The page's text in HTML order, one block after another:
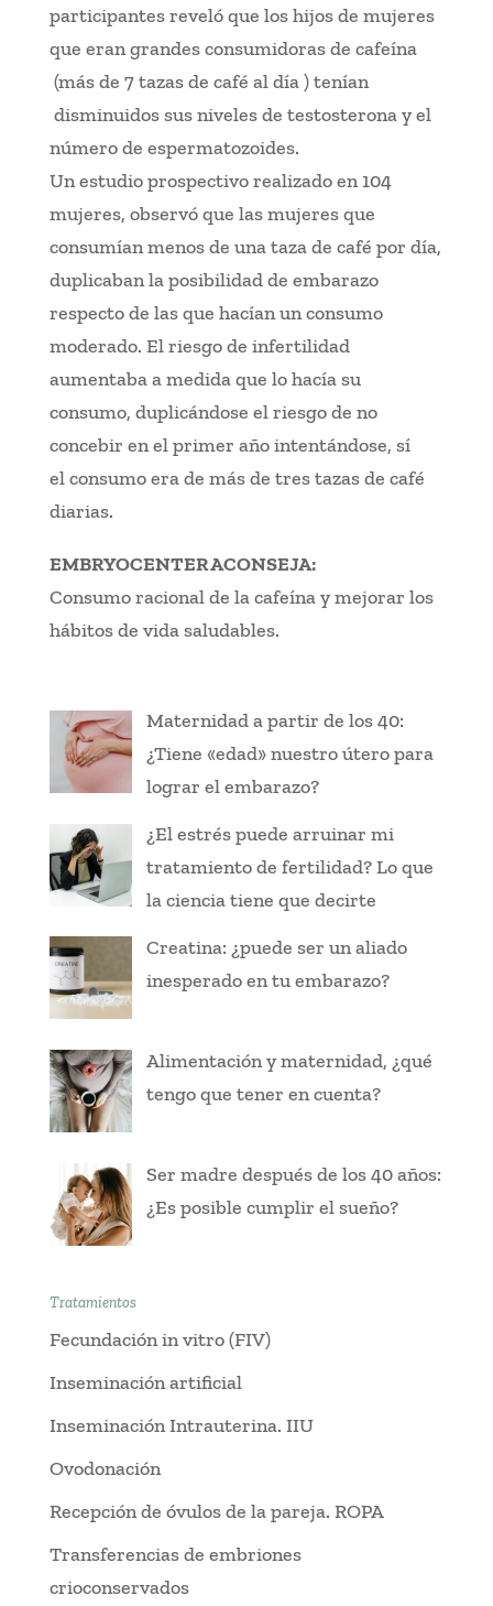
participantes reveló que los hijos de mujeres
que eran grandes consumidoras de cafeína
(más de 7 tazas de café al día ) tenían
disminuidos sus niveles de testosterona y el
número de espermatozoides.
Un estudio prospectivo realizado en 104
mujeres, observó que las mujeres que
consumían menos de una taza de café por día,
duplicaban la posibilidad de embarazo
respecto de las que hacían un consumo
moderado. El riesgo de infertilidad
aumentaba a medida que lo hacía su
consumo, duplicándose el riesgo de no
concebir en el primer año intentándose, sí
el consumo era de más de tres tazas de café
diarias.
EMBRYOCENTER ACONSEJA:
Consumo racional de la cafeína y mejorar los
hábitos de vida saludables.
Maternidad a partir de los 40:
¿Tiene «edad» nuestro útero para
lograr el embarazo?
¿El estrés puede arruinar mi
tratamiento de fertilidad? Lo que
la ciencia tiene que decirte
Creatina: ¿puede ser un aliado
inesperado en tu embarazo?
Alimentación y maternidad, ¿qué
tengo que tener en cuenta?
Ser madre después de los 40 años:
¿Es posible cumplir el sueño?
Tratamientos
Fecundación in vitro (FIV)
Inseminación artificial
Inseminación Intrauterina. IIU
Ovodonación
Recepción de óvulos de la pareja. ROPA
Transferencias de embriones
crioconservados